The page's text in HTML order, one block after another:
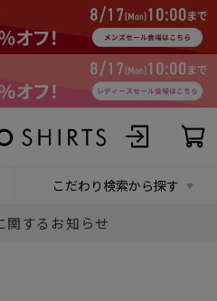
こだわり検索から探す
関するお知らせ